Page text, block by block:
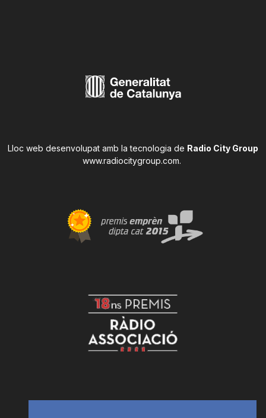
Lloc web desenvolupat amb la tecnologia de Radio City Group
www.radiocitygroup.com.